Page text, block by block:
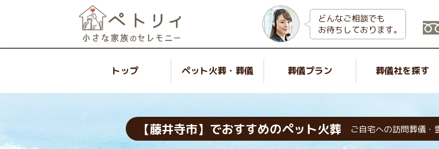
どんなご相談でも
お待ちしております。
トップ ペット火葬・葬儀 葬儀プラン 葬儀社を探す
【藤井寺市】でおすすめのペット火葬 ご自宅への訪問葬儀・